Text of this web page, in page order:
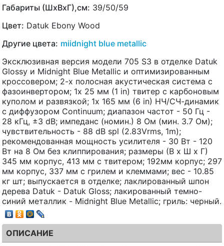
Габариты (ШхВхГ),см: 39/50/59
Цвет: Datuk Ebony Wood
Другие цвета: miidnight blue metallic
Эксклюзивная версия модели 705 S3 в отделке Datuk
Glossy и Midnight Blue Metallic и оптимизированным
кроссовером; 2-х полосная акустическая система с
фазоинвертором; 1x 25 мм (1 in) твитер с карбоновым
куполом и развязкой; 1x 165 мм (6 in) НЧ/СЧ-динамик
с диффузором Continuum; диапазон частот - 50 Гц -
28 кГц, ±3 dB; импеданс (номин.) 8 Ом (мин. 3.7 Ом);
чувствительность - 88 dB spl (2.83Vrms, 1m);
рекомендованная мощность усилителя - 30 Вт - 120
Вт на 8 Ом без клиппирования; размеры (В х Ш х Г)
345 мм корпус, 413 мм с твитером; 192мм корпус; 297
мм корпус, 337 мм с грилем и клеммами; вес - 10.85
кг шт; выпускается в отделке; лаклированный шпон
дерева Datuk - Datuk Gloss; лакированный темно-
синий металлик - Midnight Blue Metallic; гриль: черный.
ОПИСАНИЕ